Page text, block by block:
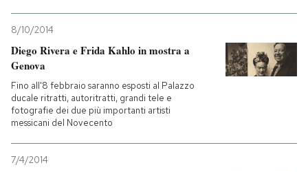
8/10/2014
Diego Rivera e Frida Kahlo in mostra a
Genova
Fino all'8 febbraio saranno esposti al Palazzo
ducale ritratti, autoritratti, grandi tele e
fotografie dei due più importanti artisti
messicani del Novecento
7/4/2014